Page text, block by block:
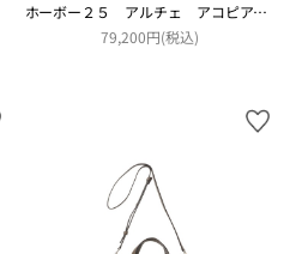
ホーボー２５ アルチェ アコピアート
79,200円(税込)